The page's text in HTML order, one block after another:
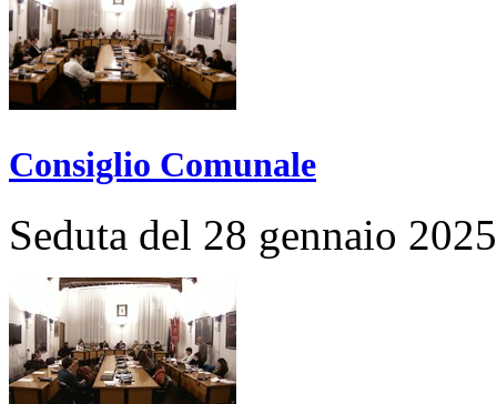
Consiglio Comunale
Seduta del 28 gennaio 2025